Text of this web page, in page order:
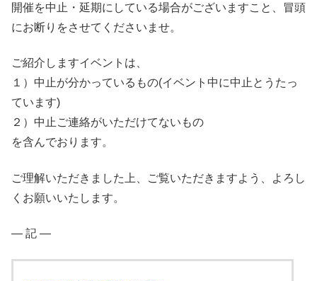
開催を中止・延期にしている場合がございますこと、冒頭
にお断りをさせてくださいませ。
ご紹介しますイベントは、
１）中止が分かっているもの(イベント中に中止とうたっ
ています)
２）中止ご連絡がいただけてないもの
を含んでおります。
ご理解いただきました上、ご覧いただきますよう、よろし
くお願いいたします。
― 記 ―